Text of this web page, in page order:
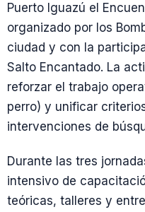
Puerto Iguazú el
organizado por los
ciudad y con la
Salto Encantado. La
reforzar el trabajo
perro) y unificar
intervenciones de
Durante las tres
intensivo de
teóricas, talleres y